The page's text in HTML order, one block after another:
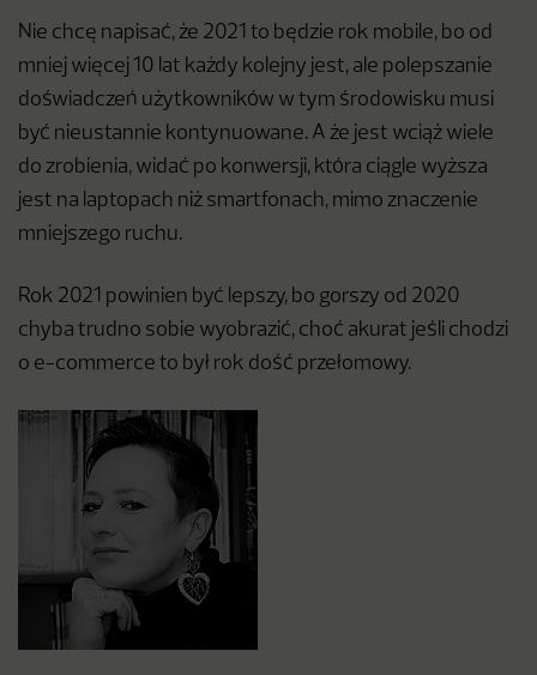
Nie chcę napisać, że 2021 to będzie rok mobile, bo od
mniej więcej 10 lat każdy kolejny jest, ale polepszanie
doświadczeń użytkowników w tym środowisku musi
być nieustannie kontynuowane. A że jest wciąż wiele
do zrobienia, widać po konwersji, która ciągle wyższa
jest na laptopach niż smartfonach, mimo znaczenie
mniejszego ruchu.
Rok 2021 powinien być lepszy, bo gorszy od 2020
chyba trudno sobie wyobrazić, choć akurat jeśli chodzi
o e-commerce to był rok dość przełomowy.